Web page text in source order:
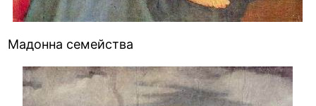
Мадонна семейства